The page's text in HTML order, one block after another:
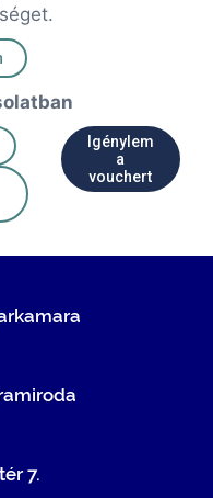
Igénylem
a
vouchert
7.